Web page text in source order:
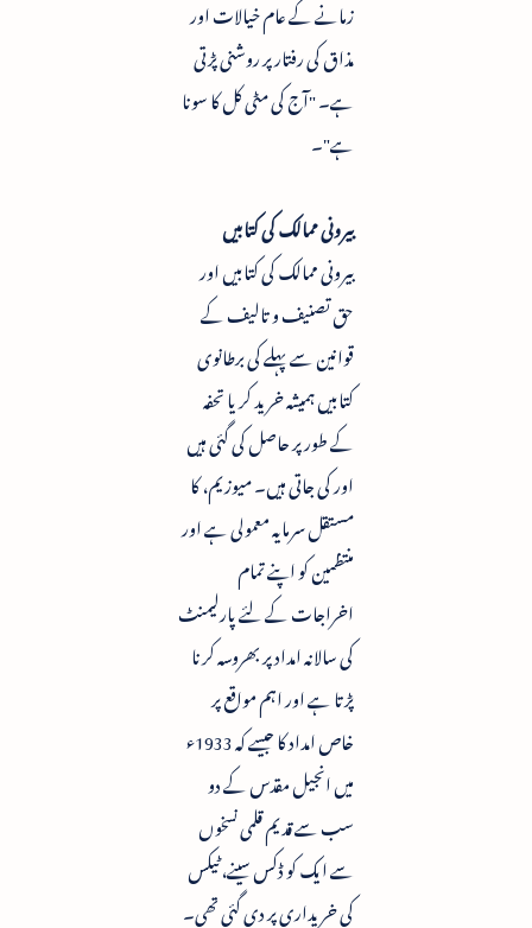
زمانے کے عام خیالات اور
مذاق کی رفتار پر روشنی پڑتی
ہے۔ "آج کی مٹی کل کا سونا
ہے"۔
بیرونی ممالک کی کتابیں
بیرونی ممالک کی کتابیں اور
حق تصنیف و تالیف کے
قوانین سے پہلے کی برطانوی
کتابیں ہمیشہ خرید کر یا تحفہ
کے طور پر حاصل کی گئی ہیں
اور کی جاتی ہیں۔ میوزیم، کا
مستقل سرمایہ معمولی ہے اور
منتظمین کو اپنے تمام
اخراجات کے لئے پارلیمنٹ
کی سالانہ امداد پر بھروسہ کرنا
پڑتا ہے اور اہم مواقع پر
خاص امداد کا جیسے کہ 1933ء
میں انجیل مقدس کے دو
سب سے قدیم قلمی نسخوں
سے ایک کو ڈکس سینے، ٹیکس
کی خریداری پر دی گئی تھی۔